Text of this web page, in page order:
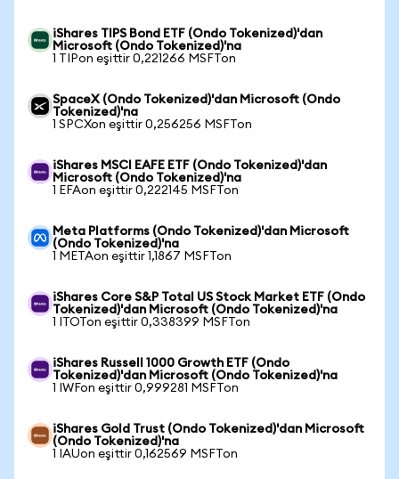
iShares TIPS Bond ETF (Ondo Tokenized)'dan
Microsoft (Ondo Tokenized)'na
1 TIPon eşittir 0,221266 MSFTon
SpaceX (Ondo Tokenized)'dan Microsoft (Ondo
Tokenized)'na
1 SPCXon eşittir 0,256256 MSFTon
iShares MSCI EAFE ETF (Ondo Tokenized)'dan
Microsoft (Ondo Tokenized)'na
1 EFAon eşittir 0,222145 MSFTon
Meta Platforms (Ondo Tokenized)'dan Microsoft
(Ondo Tokenized)'na
1 METAon eşittir 1,1867 MSFTon
iShares Core S&P Total US Stock Market ETF (Ondo
Tokenized)'dan Microsoft (Ondo Tokenized)'na
1 ITOTon eşittir 0,338399 MSFTon
iShares Russell 1000 Growth ETF (Ondo
Tokenized)'dan Microsoft (Ondo Tokenized)'na
1 IWFon eşittir 0,999281 MSFTon
iShares Gold Trust (Ondo Tokenized)'dan Microsoft
(Ondo Tokenized)'na
1 IAUon eşittir 0,162569 MSFTon